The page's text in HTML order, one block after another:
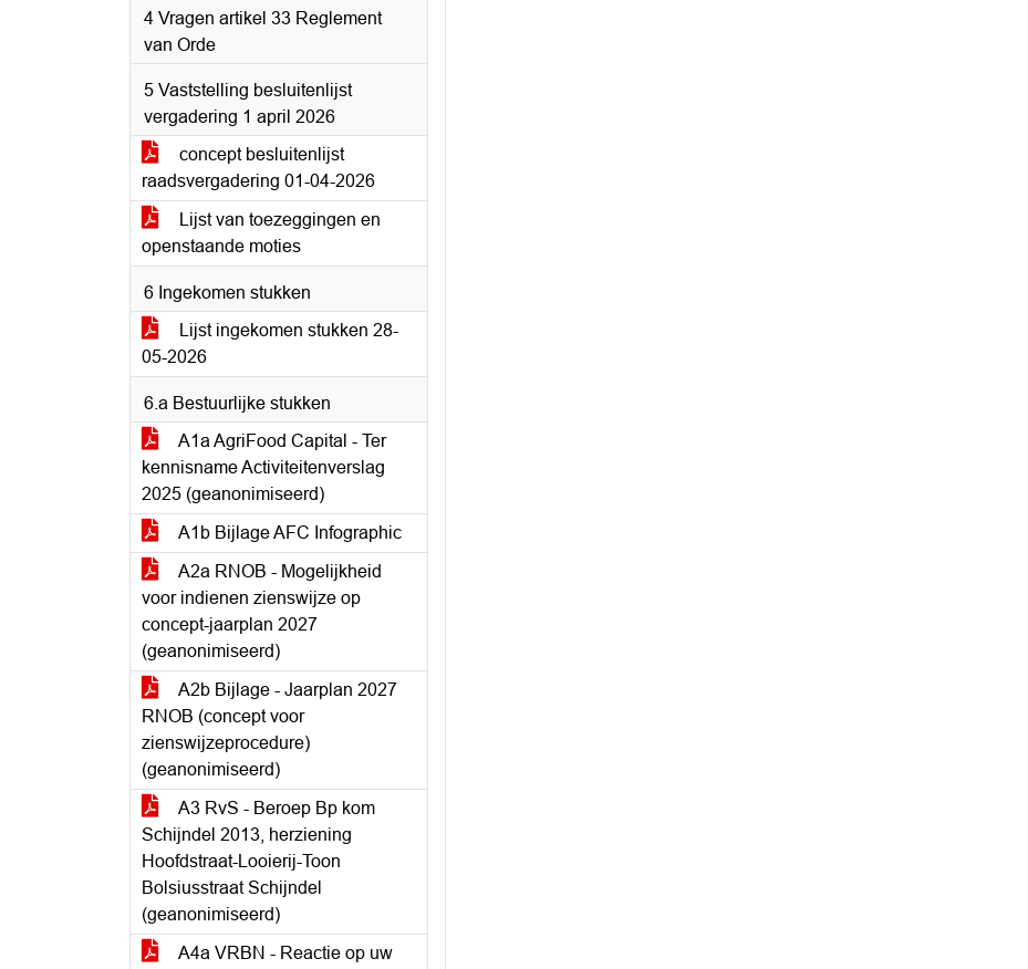
4 Vragen artikel 33 Reglement
van Orde
5 Vaststelling besluitenlijst
vergadering 1 april 2026
concept besluitenlijst
raadsvergadering 01-04-2026
Lijst van toezeggingen en
openstaande moties
6 Ingekomen stukken
Lijst ingekomen stukken 28-
05-2026
6.a Bestuurlijke stukken
A1a AgriFood Capital - Ter
kennisname Activiteitenverslag
2025 (geanonimiseerd)
A1b Bijlage AFC Infographic
A2a RNOB - Mogelijkheid
voor indienen zienswijze op
concept-jaarplan 2027
(geanonimiseerd)
A2b Bijlage - Jaarplan 2027
RNOB (concept voor
zienswijzeprocedure)
(geanonimiseerd)
A3 RvS - Beroep Bp kom
Schijndel 2013, herziening
Hoofdstraat-Looierij-Toon
Bolsiusstraat Schijndel
(geanonimiseerd)
A4a VRBN - Reactie op uw